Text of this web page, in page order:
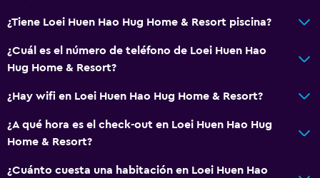
¿Tiene Loei Huen Hao Hug Home & Resort piscina?
¿Cuál es el número de teléfono de Loei Huen Hao
Hug Home & Resort?
¿Hay wifi en Loei Huen Hao Hug Home & Resort?
¿A qué hora es el check-out en Loei Huen Hao Hug
Home & Resort?
¿Cuánto cuesta una habitación en Loei Huen Hao